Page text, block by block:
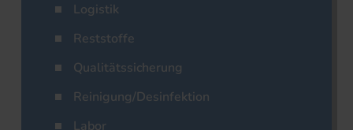
Logistik
Reststoffe
Qualitätssicherung
Reinigung/Desinfektion
Labor